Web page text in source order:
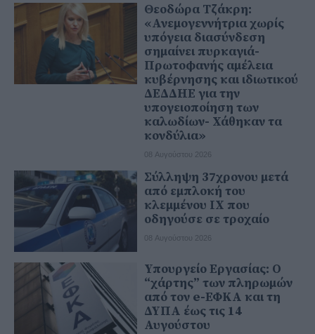
Θεοδώρα Τζάκρη:
«Ανεμογεννήτρια χωρίς
υπόγεια διασύνδεση
σημαίνει πυρκαγιά-
Πρωτοφανής αμέλεια
κυβέρνησης και ιδιωτικού
ΔΕΔΔΗΕ για την
υπογειοποίηση των
καλωδίων- Χάθηκαν τα
κονδύλια»
08 Αυγούστου 2026
Σύλληψη 37χρονου μετά
από εμπλοκή του
κλεμμένου ΙΧ που
οδηγούσε σε τροχαίο
08 Αυγούστου 2026
Υπουργείο Εργασίας: Ο
“χάρτης” των πληρωμών
από τον e-ΕΦΚΑ και τη
ΔΥΠΑ έως τις 14
Αυγούστου